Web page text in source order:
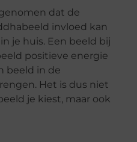
dat de
invloed kan
je huis. Een beeld bij
positieve energie
beeld in de
Het is dus niet
je kiest, maar ook